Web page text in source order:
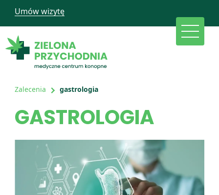
Umów wizytę
Zalecenia gastrologia
GASTROLOGIA